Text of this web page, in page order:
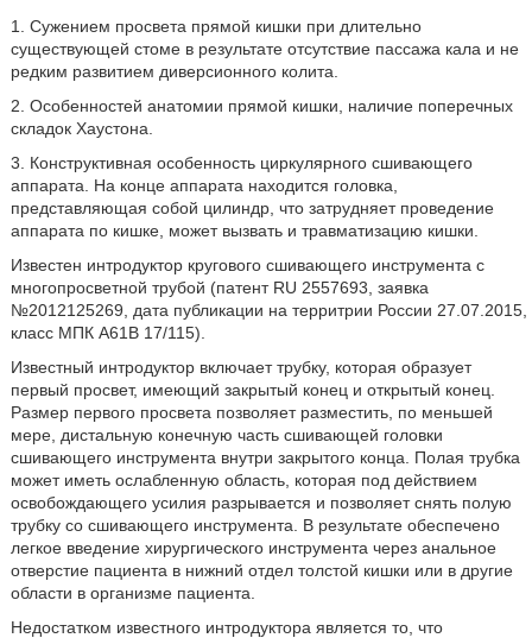
1. Сужением просвета прямой кишки при длительно
существующей стоме в результате отсутствие пассажа кала и не
редким развитием диверсионного колита.
2. Особенностей анатомии прямой кишки, наличие поперечных
складок Хаустона.
3. Конструктивная особенность циркулярного сшивающего
аппарата. На конце аппарата находится головка,
представляющая собой цилиндр, что затрудняет проведение
аппарата по кишке, может вызвать и травматизацию кишки.
Известен интродуктор кругового сшивающего инструмента с
многопросветной трубой (патент RU 2557693, заявка
№2012125269, дата публикации на территрии России 27.07.2015,
класс МПК А61В 17/115).
Известный интродуктор включает трубку, которая образует
первый просвет, имеющий закрытый конец и открытый конец.
Размер первого просвета позволяет разместить, по меньшей
мере, дистальную конечную часть сшивающей головки
сшивающего инструмента внутри закрытого конца. Полая трубка
может иметь ослабленную область, которая под действием
освобождающего усилия разрывается и позволяет снять полую
трубку со сшивающего инструмента. В результате обеспечено
легкое введение хирургического инструмента через анальное
отверстие пациента в нижний отдел толстой кишки или в другие
области в организме пациента.
Недостатком известного интродуктора является то, что